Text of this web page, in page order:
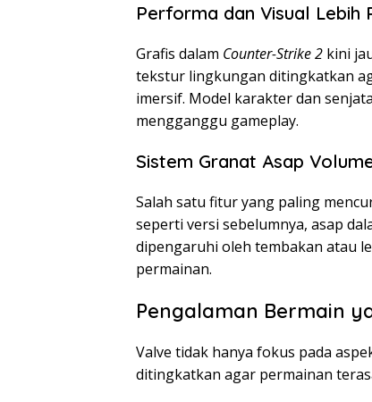
Performa dan Visual Lebih
Grafis dalam Counter-Strike 2 kini
tekstur lingkungan ditingkatkan
imersif. Model karakter dan
mengganggu gameplay.
Sistem Granat Asap
Salah satu fitur yang paling
seperti versi sebelumnya, asap
dipengaruhi oleh tembakan atau
permainan.
Pengalaman Bermain
Valve tidak hanya fokus pada
ditingkatkan agar permainan